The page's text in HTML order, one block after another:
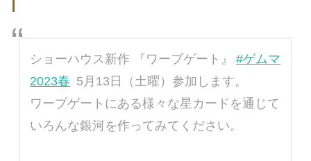
ショーハウス新作 『ワープゲート』
#ゲムマ
2023春 5月13日（土曜）参加します。
ワープゲートにある様々な星カードを通じて
いろんな銀河を作ってみてください。